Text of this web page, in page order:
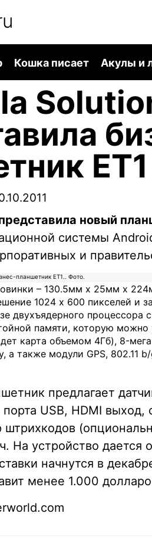
Кошка писает Акулы и
ET1
новый
системы
и
– 130.5мм x 25мм x
1024 x 600 пикселей и
двухъядерного процессора
памяти, которую можно
карта объемом 4Гб), 8-
а также модули GPS, 802.11
предлагает
USB, HDMI выход,
На устройство дается
начнутся в
менее 1.000